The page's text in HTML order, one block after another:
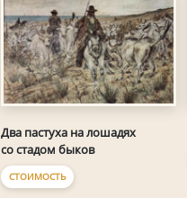
Два пастуха на лошадях
со стадом быков
СТОИМОСТЬ